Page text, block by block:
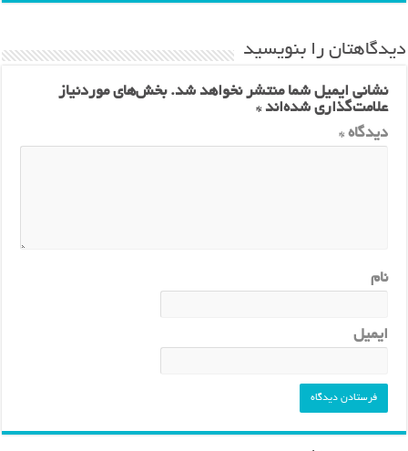
دیدگاهتان را بنویسید
نشانی ایمیل شما منتشر نخواهد شد. بخش‌های موردنیاز
علامت‌گذاری شده‌اند*
دیدگاه*
نام
ایمیل